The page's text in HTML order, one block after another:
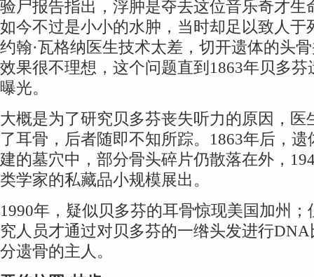
验尸报告指出，浮肿是夺去这位音乐奇才
如今不过是小小的水肿，当时却足以致人于
约翰·瓦格纳医生技术太差，切开遗体的头
效果很不理想，这个问题直到1863年贝多
曝光。
大概是为了研究贝多芬丧失听力的原因，医
了耳骨，后者随即不知所踪。1863年后，
建的墓穴中，部分骨头碎片仍散落在外，
类学家的私藏品小规模展出。
1990年，疑似贝多芬的耳骨惊现美国加州；
究人员才通过对贝多芬的一绺头发进行
分遗骨的主人。